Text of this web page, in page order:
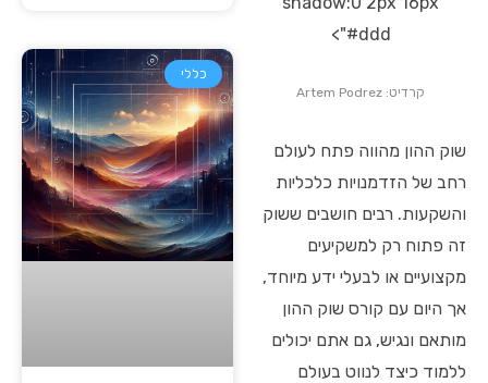
#ddd">
קרדיט: Artem Podrez
שוק ההון מהווה פתח לעולם
רחב של הזדמנויות כלכליות
והשקעות. רבים חושבים ששוק
זה פתוח רק למשקיעים
מקצועיים או לבעלי ידע מיוחד,
אך היום עם קורס שוק ההון
מותאם ונגיש, גם אתם יכולים
ללמוד כיצד לנווט בעולם
כללי